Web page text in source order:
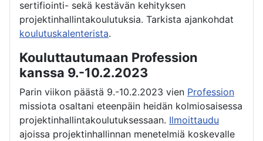
sertifiointi- sekä kestävän kehityksen
projektinhallintakoulutuksia. Tarkista ajankohdat
koulutuskalenterista.
Kouluttautumaan Profession
kanssa 9.-10.2.2023
Parin viikon päästä 9.-10.2.2023 vien Profession
missiota osaltani eteenpäin heidän kolmiosaisessa
projektinhallintakoulutuksessaan. Ilmoittaudu
ajoissa projektinhallinnan menetelmiä koskevalle